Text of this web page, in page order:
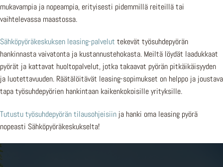
mukavampia ja nopeampia, erityisesti pidemmillä reiteillä tai
vaihtelevassa maastossa.
Sähköpyöräkeskuksen leasing-palvelut tekevät työsuhdepyörän
hankinnasta vaivatonta ja kustannustehokasta. Meiltä löydät laadukkaat
pyörät ja kattavat huoltopalvelut, jotka takaavat pyörän pitkäikäisyyden
ja luotettavuuden. Räätälöitävät leasing-sopimukset on helppo ja joustava
tapa työsuhdepyörien hankintaan kaikenkokoisille yrityksille.
Tutustu työsuhdepyörän tilausohjeisiin ja hanki oma leasing pyörä
nopeasti Sähköpyöräkeskukselta!